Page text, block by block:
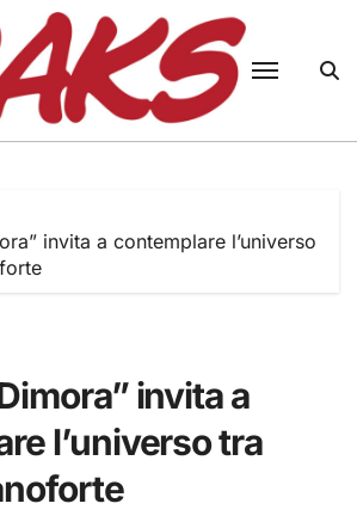
invita a contemplare l’universo
invita a
l’universo tra